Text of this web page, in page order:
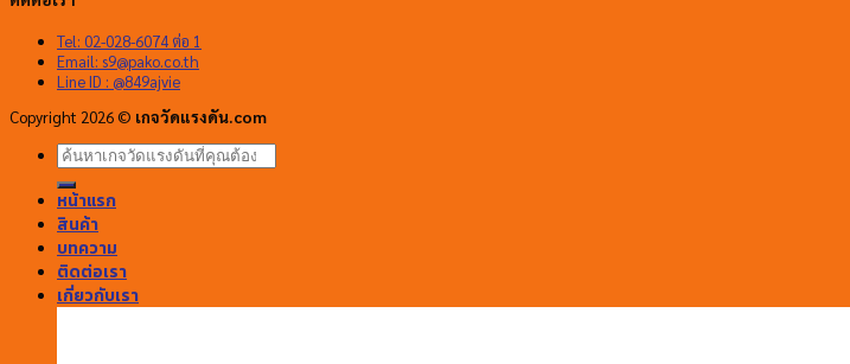
Tel: 02-028-6074 ต่อ 1
Email: s9@pako.co.th
Line ID : @849ajvie
Copyright 2026 © เกจวัดแรงดัน.com
ค้นหา:
หน้าแรก
สินค้า
บทความ
ติดต่อเรา
เกี่ยวกับเรา